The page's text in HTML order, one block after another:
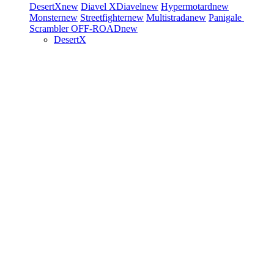
DesertXnew Diavel XDiavelnew Hypermotardnew
Monsternew Streetfighternew Multistradanew Panigale
ScramblerOFF-ROADnew
DesertX